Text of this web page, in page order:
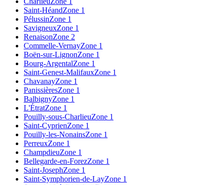
Saint-HéandZone 1
PélussinZone 1
SavigneuxZone 1
RenaisonZone 2
Commelle-VernayZone 1
Boën-sur-LignonZone 1
Bourg-ArgentalZone 1
Saint-Genest-MalifauxZone 1
ChavanayZone 1
PanissièresZone 1
BalbignyZone 1
L'ÉtratZone 1
Pouilly-sous-CharlieuZone 1
Saint-CyprienZone 1
Pouilly-les-NonainsZone 1
PerreuxZone 1
ChampdieuZone 1
Bellegarde-en-ForezZone 1
Saint-JosephZone 1
Saint-Symphorien-de-LayZone 1